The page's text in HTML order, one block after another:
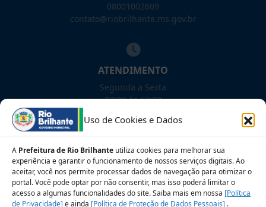
Uso de Cookies e Dados
A Prefeitura de Rio Brilhante utiliza cookies para melhorar sua
experiência e garantir o funcionamento de nossos serviços digitais. Ao
aceitar, você nos permite processar dados de navegação para otimizar o
portal. Você pode optar por não consentir, mas isso poderá limitar o
acesso a algumas funcionalidades do site. Saiba mais em nossa [Política
de Privacidade] e ainda [Política de Proteção de Dados Pessoais] .
08001002609
contato@riobrilhante.ms.gov.br
ATENDIMENTO
Segunda a Sexta
07:00 às 13:00
NOSSAS REDES!
Siga para novidades